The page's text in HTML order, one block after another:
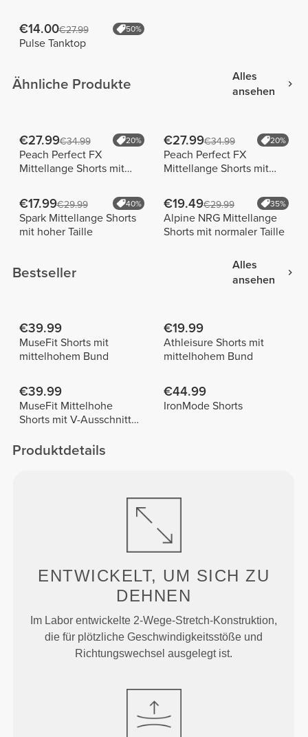
€14.00€27.99 50%
Pulse Tanktop
Ähnliche Produkte
Alles
ansehen
€27.99€34.99 20%
Peach Perfect FX
Mittellange Shorts mit
€27.99€34.99 20%
Peach Perfect FX
Mittellange Shorts mit
€17.99€29.99 40%
Spark Mittellange Shorts
mit hoher Taille
€19.49€29.99 35%
Alpine NRG Mittellange
Shorts mit normaler Taille
Bestseller
Alles
ansehen
€39.99
MuseFit Shorts mit
mittelhohem Bund
€19.99
Athleisure Shorts mit
mittelhohem Bund
€39.99
MuseFit Mittelhohe
Shorts mit V-Ausschnitt
€44.99
IronMode Shorts
Produktdetails
ENTWICKELT, UM SICH ZU
DEHNEN
Im Labor entwickelte 2-Wege-Stretch-Konstruktion,
die für plötzliche Geschwindigkeitsstöße und
Richtungswechsel ausgelegt ist.